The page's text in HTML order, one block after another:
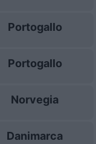
Portogallo
Portogallo
Norvegia
Danimarca